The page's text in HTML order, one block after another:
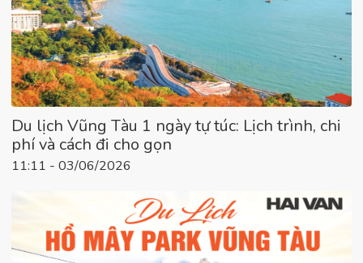
Du lịch Vũng Tàu 1 ngày tự túc: Lịch trình, chi
phí và cách đi cho gọn
11:11 - 03/06/2026